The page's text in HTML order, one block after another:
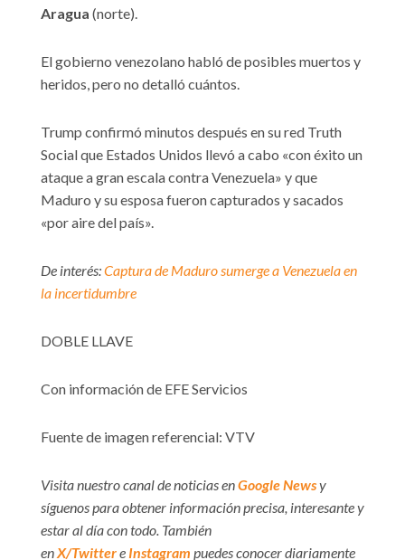
Aragua (norte).
El gobierno venezolano habló de posibles muertos y
heridos, pero no detalló cuántos.
Trump confirmó minutos después en su red Truth
Social que Estados Unidos llevó a cabo «con éxito un
ataque a gran escala contra Venezuela» y que
Maduro y su esposa fueron capturados y sacados
«por aire del país».
De interés:Captura de Maduro sumerge a Venezuela en
la incertidumbre
DOBLE LLAVE
Con información de EFE Servicios
Fuente de imagen referencial: VTV
Visita nuestro canal de noticias enGoogle Newsy
síguenos para obtener información precisa, interesante y
estar al día con todo. También
enX/Twittere Instagram puedes conocer diariamente